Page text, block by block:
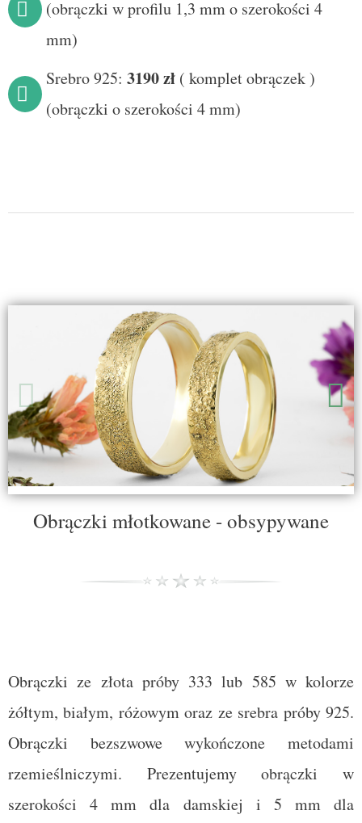
(obrączki w profilu 1,3 mm o szerokości 4
mm)
Srebro 925: 3190zł ( komplet obrączek)
(obrączki o szerokości 4 mm)
Obrączki młotkowane - obsypywane
Obrączki ze złota próby 333 lub 585 w kolorze
żółtym, białym, różowym oraz ze srebra próby 925.
Obrączki bezszwowe wykończone metodami
rzemieślniczymi. Prezentujemy obrączki w
szerokości 4 mm dla damskiej i 5 mm dla